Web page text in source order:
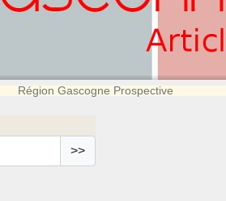
Région Gascogne Prospective
>>